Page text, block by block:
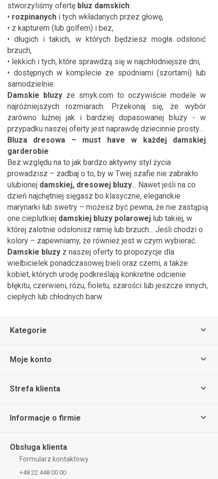
stworzyliśmy ofertę bluz damskich:
• rozpinanych i tych wkładanych przez głowę,
• z kapturem (lub golfem) i bez,
• długich i takich, w których będziesz mogła odsłonić
brzuch,
• lekkich i tych, które sprawdzą się w najchłodniejsze dni,
• dostępnych w komplecie ze spodniami (szortami) lub
samodzielnie.
Damskie bluzy ze smyk.com to oczywiście modele w
najróżniejszych rozmiarach. Przekonaj się, że wybór
zarówno luźnej jak i bardziej dopasowanej bluzy - w
przypadku naszej oferty jest naprawdę dziecinnie prosty...
Bluza dresowa – must have w każdej damskiej
garderobie
Bez względu na to jak bardzo aktywny styl życia
prowadzisz – zadbaj o to, by w Twej szafie nie zabrakło
ulubionej damskiej, dresowej bluzy... Nawet jeśli na co
dzień najchętniej sięgasz bo klasyczne, eleganckie
marynarki lub swetry – możesz być pewna, że nie zastąpią
one cieplutkiej damskiej bluzy polarowej lub takiej, w
której zalotnie odsłonisz ramię lub brzuch... Jeśli chodzi o
kolory – zapewniamy, że również jest w czym wybierać.
Damskie bluzy z naszej oferty to propozycje dla
wielbicielek ponadczasowej bieli oraz czerni, a także
kobiet, których urodę podkreślają konkretne odcienie
błękitu, czerwieni, różu, fioletu, szarości lub jeszcze innych,
ciepłych lub chłodnych barw.
Kategorie
Moje konto
Strefa klienta
Informacje o firmie
Obsługa klienta
Formularz kontaktowy
+48 22 448 00 00